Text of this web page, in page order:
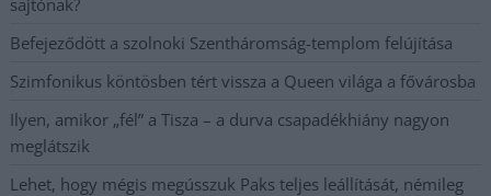
Befejeződött a szolnoki Szentháromság-templom felújítása
Szimfonikus köntösben tért vissza a Queen világa a fővárosba
Ilyen, amikor „fél” a Tisza – a durva csapadékhiány nagyon
meglátszik
Lehet, hogy mégis megússzuk Paks teljes leállítását, némileg